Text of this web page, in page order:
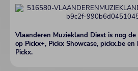
Vlaanderen Muziekland Diest is nog
op Pickx+, Pickx Showcase, pickx.be
Pickx.